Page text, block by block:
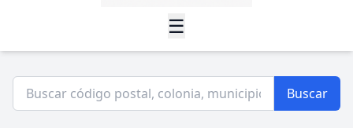
☰
Buscar